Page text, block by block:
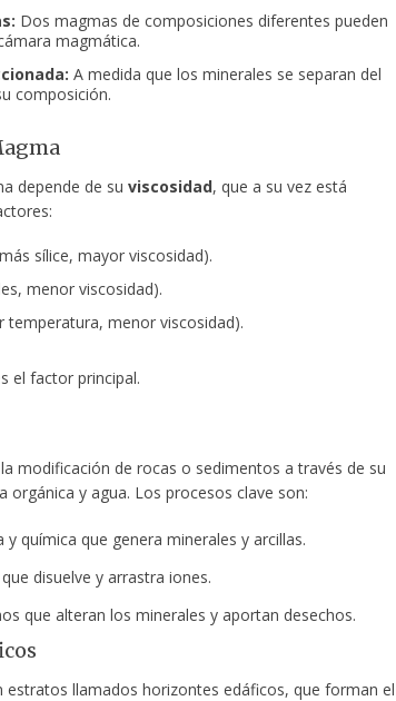
Dos magmas de composiciones diferentes pueden
magmática.
A medida que los minerales se separan del
composición.
depende de su viscosidad, que a su vez está
sílice, mayor viscosidad).
menor viscosidad).
temperatura, menor viscosidad).
el factor principal.
modificación de rocas o sedimentos a través de su
orgánica y agua. Los procesos clave son:
química que genera minerales y arcillas.
disuelve y arrastra iones.
que alteran los minerales y aportan desechos.
estratos llamados horizontes edáficos, que forman el